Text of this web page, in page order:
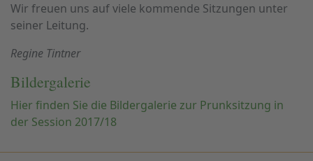
Wir freuen uns auf viele kommende Sitzungen unter
seiner Leitung.
Regine Tintner
Bildergalerie
Hier finden Sie die Bildergalerie zur Prunksitzung in
der Session 2017/18